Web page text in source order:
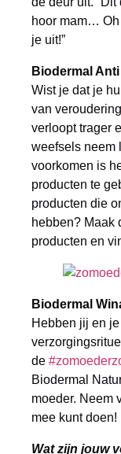
hoor mam… Oh
je uit!”
Biodermal
Wist je dat je
van
verloopt trager
weefsels neem
voorkomen is
producten te
producten die
hebben? Maak
producten en
Biodermal
Hebben jij en
de
Biodermal
moeder. Neem
mee kunt doen!
Wat zijn jouw